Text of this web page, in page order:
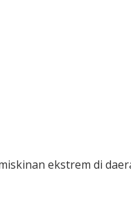
ekstrem di